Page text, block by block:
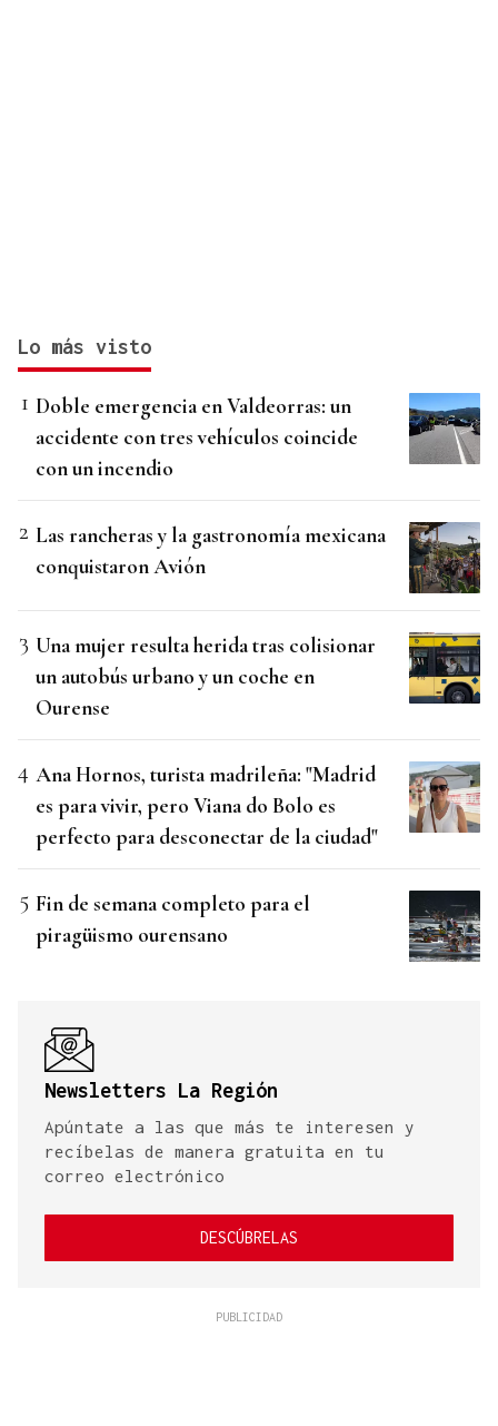
Lo más visto
Doble emergencia en Valdeorras: un
accidente con tres vehículos coincide
con un incendio
Las rancheras y la gastronomía mexicana
conquistaron Avión
Una mujer resulta herida tras colisionar
un autobús urbano y un coche en
Ourense
Ana Hornos, turista madrileña: "Madrid
es para vivir, pero Viana do Bolo es
perfecto para desconectar de la ciudad"
Fin de semana completo para el
piragüismo ourensano
Newsletters La Región
Apúntate a las que más te interesen y
recíbelas de manera gratuita en tu
correo electrónico
DESCÚBRELAS